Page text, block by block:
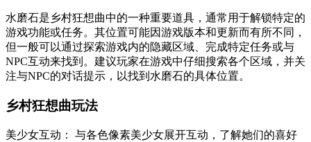
水磨石是乡村狂想曲中的一种重要道具，通常用于解锁特定的
游戏功能或任务。其位置可能因游戏版本和更新而有所不同，
但一般可以通过探索游戏内的隐藏区域、完成特定任务或与
NPC互动来找到。建议玩家在游戏中仔细搜索各个区域，并关
注与NPC的对话提示，以找到水磨石的具体位置。
乡村狂想曲玩法
美少女互动： 与各色像素美少女展开互动，了解她们的喜好